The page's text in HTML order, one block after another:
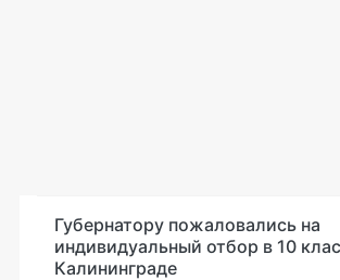
Губернатору пожаловались на
индивидуальный отбор в 10
Калининграде